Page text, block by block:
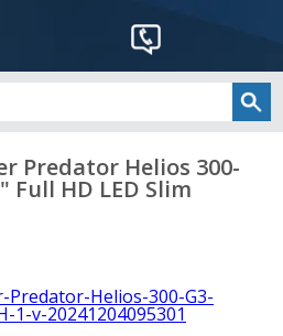
Predator Helios 300-
Full HD LED Slim